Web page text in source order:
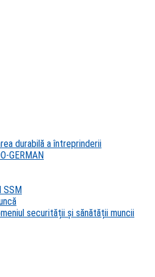
durabilă a întreprinderii
GERMAN
SSM
securității și sănătății muncii